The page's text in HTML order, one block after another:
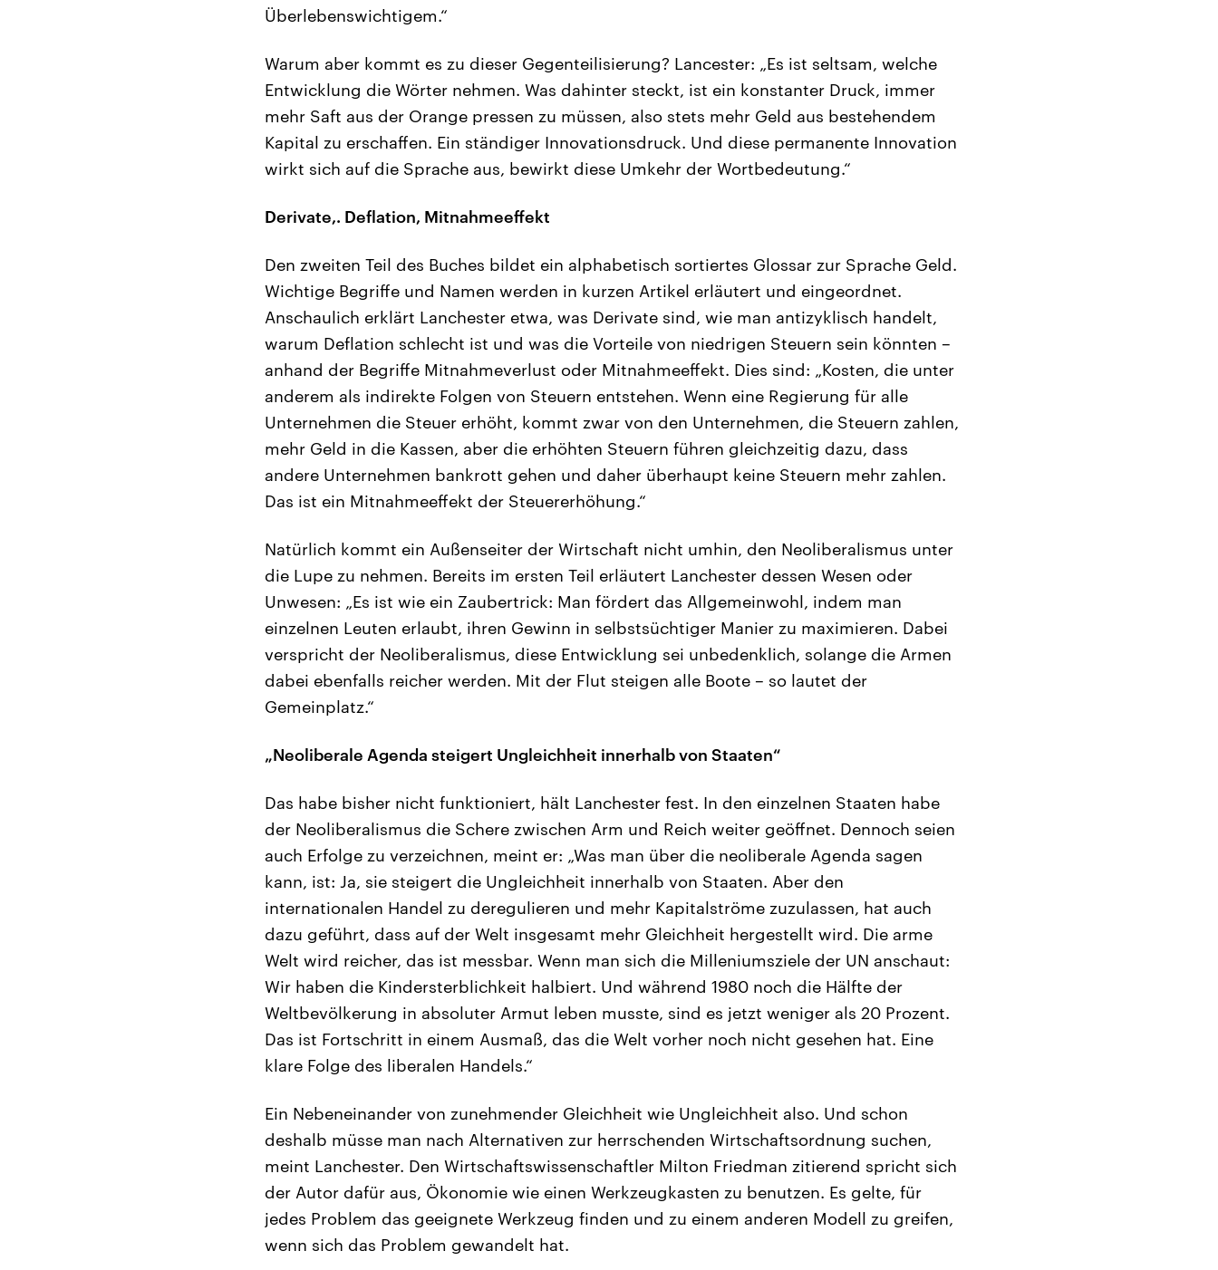
Überlebenswichtigem.“
Warum aber kommt es zu dieser Gegenteilisierung? Lancester: „Es ist seltsam, welche
Entwicklung die Wörter nehmen. Was dahinter steckt, ist ein konstanter Druck, immer
mehr Saft aus der Orange pressen zu müssen, also stets mehr Geld aus bestehendem
Kapital zu erschaffen. Ein ständiger Innovationsdruck. Und diese permanente Innovation
wirkt sich auf die Sprache aus, bewirkt diese Umkehr der Wortbedeutung.“
Derivate,. Deflation, Mitnahmeeffekt
Den zweiten Teil des Buches bildet ein alphabetisch sortiertes Glossar zur Sprache Geld.
Wichtige Begriffe und Namen werden in kurzen Artikel erläutert und eingeordnet.
Anschaulich erklärt Lanchester etwa, was Derivate sind, wie man antizyklisch handelt,
warum Deflation schlecht ist und was die Vorteile von niedrigen Steuern sein könnten –
anhand der Begriffe Mitnahmeverlust oder Mitnahmeeffekt. Dies sind: „Kosten, die unter
anderem als indirekte Folgen von Steuern entstehen. Wenn eine Regierung für alle
Unternehmen die Steuer erhöht, kommt zwar von den Unternehmen, die Steuern zahlen,
mehr Geld in die Kassen, aber die erhöhten Steuern führen gleichzeitig dazu, dass
andere Unternehmen bankrott gehen und daher überhaupt keine Steuern mehr zahlen.
Das ist ein Mitnahmeeffekt der Steuererhöhung.“
Natürlich kommt ein Außenseiter der Wirtschaft nicht umhin, den Neoliberalismus unter
die Lupe zu nehmen. Bereits im ersten Teil erläutert Lanchester dessen Wesen oder
Unwesen: „Es ist wie ein Zaubertrick: Man fördert das Allgemeinwohl, indem man
einzelnen Leuten erlaubt, ihren Gewinn in selbstsüchtiger Manier zu maximieren. Dabei
verspricht der Neoliberalismus, diese Entwicklung sei unbedenklich, solange die Armen
dabei ebenfalls reicher werden. Mit der Flut steigen alle Boote – so lautet der
Gemeinplatz.“
„Neoliberale Agenda steigert Ungleichheit innerhalb von Staaten“
Das habe bisher nicht funktioniert, hält Lanchester fest. In den einzelnen Staaten habe
der Neoliberalismus die Schere zwischen Arm und Reich weiter geöffnet. Dennoch seien
auch Erfolge zu verzeichnen, meint er: „Was man über die neoliberale Agenda sagen
kann, ist: Ja, sie steigert die Ungleichheit innerhalb von Staaten. Aber den
internationalen Handel zu deregulieren und mehr Kapitalströme zuzulassen, hat auch
dazu geführt, dass auf der Welt insgesamt mehr Gleichheit hergestellt wird. Die arme
Welt wird reicher, das ist messbar. Wenn man sich die Milleniumsziele der UN anschaut:
Wir haben die Kindersterblichkeit halbiert. Und während 1980 noch die Hälfte der
Weltbevölkerung in absoluter Armut leben musste, sind es jetzt weniger als 20 Prozent.
Das ist Fortschritt in einem Ausmaß, das die Welt vorher noch nicht gesehen hat. Eine
klare Folge des liberalen Handels.“
Ein Nebeneinander von zunehmender Gleichheit wie Ungleichheit also. Und schon
deshalb müsse man nach Alternativen zur herrschenden Wirtschaftsordnung suchen,
meint Lanchester. Den Wirtschaftswissenschaftler Milton Friedman zitierend spricht sich
der Autor dafür aus, Ökonomie wie einen Werkzeugkasten zu benutzen. Es gelte, für
jedes Problem das geeignete Werkzeug finden und zu einem anderen Modell zu greifen,
wenn sich das Problem gewandelt hat.